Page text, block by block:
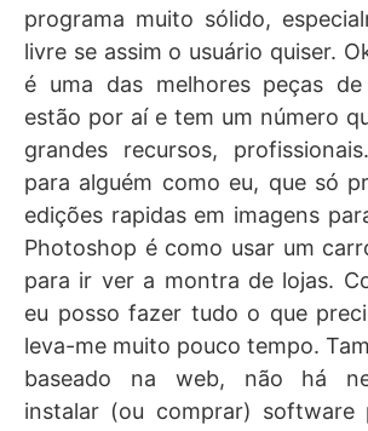
programa muito sólido,
livre se assim o usuário quiser.
é uma das melhores peças
estão por aí e tem um número
grandes recursos,
para alguém como eu, que só
edições rapidas em imagens
Photoshop é como usar um
para ir ver a montra de lojas.
eu posso fazer tudo o que
leva-me muito pouco tempo.
baseado na web, não há
instalar (ou comprar) software